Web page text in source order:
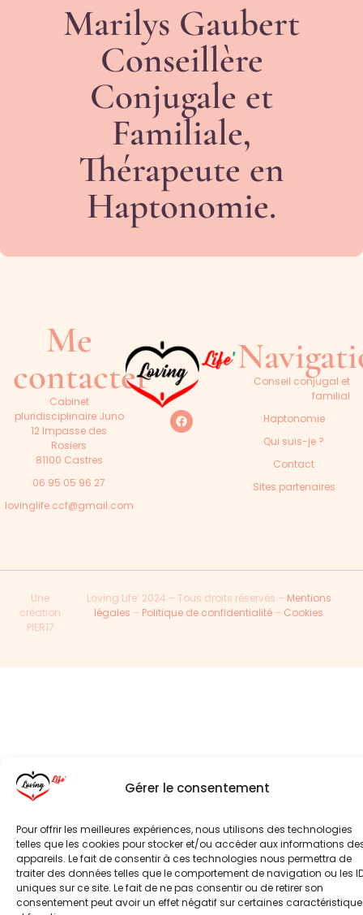
Gérer le consentement
Pour offrir les meilleures expériences, nous utilisons des technologies
telles que les cookies pour stocker et/ou accéder aux informations
appareils. Le fait de consentir à ces technologies nous permettra de
traiter des données telles que le comportement de navigation ou les
uniques sur ce site. Le fait de ne pas consentir ou de retirer son
consentement peut avoir un effet négatif sur certaines
Marilys Gaubert
Conseillère
Conjugale et
Familiale,
Thérapeute en
Haptonomie.
Me
contacter
Cabinet
pluridisciplinaire Juno
12 Impasse des
Rosiers
81100 Castres
06 95 05 96 27
lovinglife.ccf@gmail.com
Conseil conjugal et
familial
Haptonomie
Qui suis-je ?
Contact
Sites partenaires
Une
création
PIER17
Loving Life’ 2024 – Tous droits réservés – Mentions
légales – Politique de confidentialité – Cookies